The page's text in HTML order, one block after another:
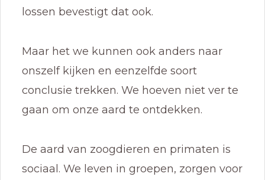
lossen bevestigt dat ook.
Maar het we kunnen ook anders naar
onszelf kijken en eenzelfde soort
conclusie trekken. We hoeven niet ver te
gaan om onze aard te ontdekken.
De aard van zoogdieren en primaten is
sociaal. We leven in groepen, zorgen voor